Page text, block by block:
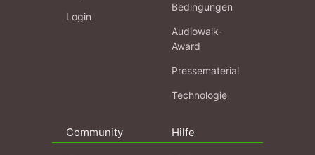
Login
Bedingungen
Audiowalk-
Award
Pressematerial
Technologie
Community Hilfe